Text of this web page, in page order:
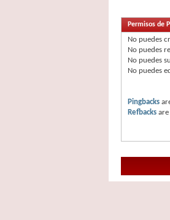
Permisos de
No puedes
No puedes
No puedes
No puedes
Pingbacks
Refbacks are